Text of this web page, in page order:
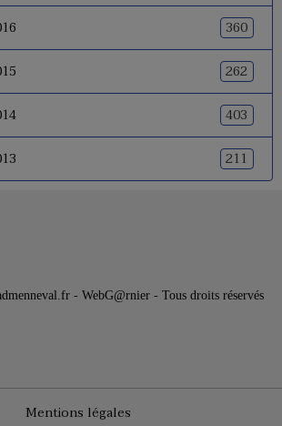
360
262
403
211
- WebG@rnier - Tous droits réservés
Mentions légales